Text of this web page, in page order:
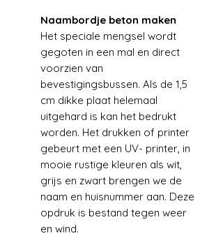
Naambordje beton maken
Het speciale mengsel wordt
gegoten in een mal en direct
voorzien van
bevestigingsbussen. Als de 1,5
cm dikke plaat helemaal
uitgehard is kan het bedrukt
worden. Het drukken of printer
gebeurt met een UV- printer, in
mooie rustige kleuren als wit,
grijs en zwart brengen we de
naam en huisnummer aan. Deze
opdruk is bestand tegen weer
en wind.